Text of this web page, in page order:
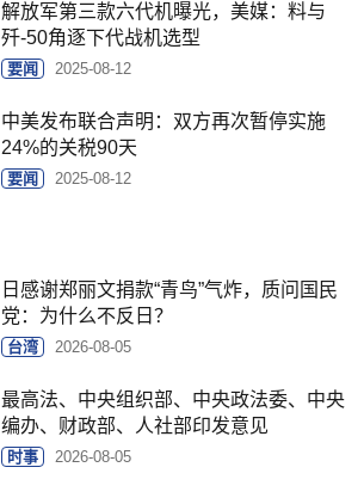
解放军第三款六代机曝光，美媒：料与
歼-50角逐下代战机选型
要闻 2025-08-12
中美发布联合声明：双方再次暂停实施
24%的关税90天
要闻 2025-08-12
日感谢郑丽文捐款“青鸟”气炸，质问国民
党：为什么不反日？
台湾 2026-08-05
最高法、中央组织部、中央政法委、中央
编办、财政部、人社部印发意见
时事 2026-08-05